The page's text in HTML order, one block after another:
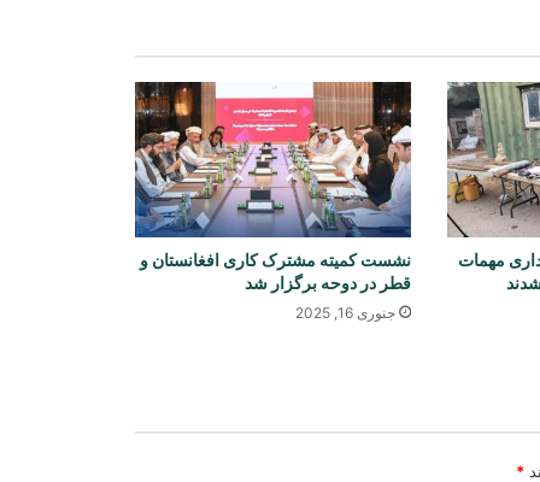
گزارش شهری: | تولید روزانه بیش از ۴۰
هزار خشت در یکی از کوره‌های ولسوالی
فیروز نخچیر سمنگان
گفت‌وگوی مقام‌های افغانستان و ایران
درباره گسترش همکاری‌های اقتصادی و
تجارتی
مهمات
نشست کمیته مشترک کاری افغانستان و
قطر در دوحه برگزار شد
جنوری 16, 2025
*